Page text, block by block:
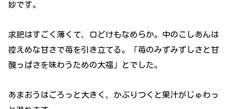
妙です。
求肥はすごく薄くて、口どけもなめらか。中のこしあんは
控えめな甘さで苺を引き立てる。「苺のみずみずしさと甘
酸っぱさを味わうための大福」とでした。
あまおうはごろっと大きく、かぶりつくと果汁がじゅわっ